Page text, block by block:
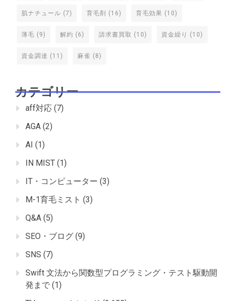
肌ナチュール (7) 育毛剤 (16) 育毛効果 (10)
薄毛 (9) 解約 (6) 請求書買取 (10) 資金繰り (10)
資金調達 (11) 麻雀 (8)
カテゴリー
aff対応 (7)
AGA (2)
AI (1)
IN MIST (1)
IT・コンピューター (3)
M-1育毛ミスト (3)
Q&A (5)
SEO・ブログ (9)
SNS (7)
Swift 文法から関数型プログラミング・テスト駆動開
発まで (1)